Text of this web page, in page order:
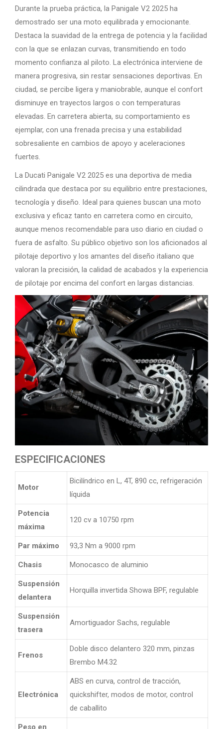
Durante la prueba práctica, la Panigale V2 2025 ha
demostrado ser una moto equilibrada y emocionante.
Destaca la suavidad de la entrega de potencia y la facilidad
con la que se enlazan curvas, transmitiendo en todo
momento confianza al piloto. La electrónica interviene de
manera progresiva, sin restar sensaciones deportivas. En
ciudad, se percibe ligera y maniobrable, aunque el confort
disminuye en trayectos largos o con temperaturas
elevadas. En carretera abierta, su comportamiento es
ejemplar, con una frenada precisa y una estabilidad
sobresaliente en cambios de apoyo y aceleraciones
fuertes.
La Ducati Panigale V2 2025 es una deportiva de media
cilindrada que destaca por su equilibrio entre prestaciones,
tecnología y diseño. Ideal para quienes buscan una moto
exclusiva y eficaz tanto en carretera como en circuito,
aunque menos recomendable para uso diario en ciudad o
fuera de asfalto. Su público objetivo son los aficionados al
pilotaje deportivo y los amantes del diseño italiano que
valoran la precisión, la calidad de acabados y la experiencia
de pilotaje por encima del confort en largas distancias.
ESPECIFICACIONES
Motor
Bicilíndrico en L, 4T, 890 cc, refrigeración
líquida
Potencia
máxima
120 cv a 10750 rpm
Par máximo 93,3 Nm a 9000 rpm
Chasis Monocasco de aluminio
Suspensión
delantera
Horquilla invertida Showa BPF, regulable
Suspensión
trasera
Amortiguador Sachs, regulable
Frenos
Doble disco delantero 320 mm, pinzas
Brembo M4.32
Electrónica
ABS en curva, control de tracción,
quickshifter, modos de motor, control
de caballito
Peso en